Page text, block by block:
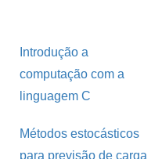
Introdução a
computação com a
linguagem C
Métodos estocásticos
para previsão de carga